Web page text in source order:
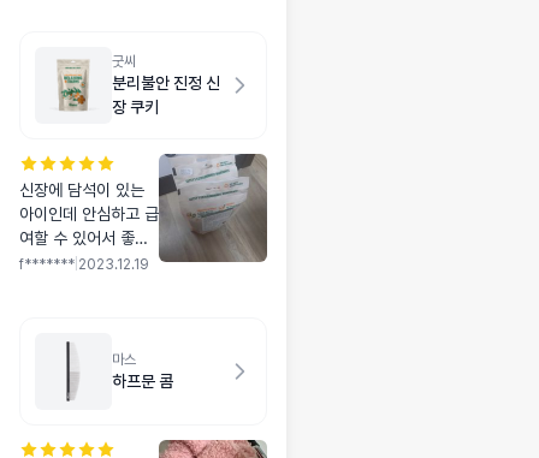
굿씨
분리불안 진정 신
장 쿠키
신장에 담석이 있는
아이인데 안심하고 급
여할 수 있어서 좋아
요 엄청 잘 먹어서 3
f******* 2023.12.19
마스
하프문 콤